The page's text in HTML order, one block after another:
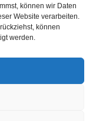
können wir Daten
Website verarbeiten.
können
werden.
2067
567